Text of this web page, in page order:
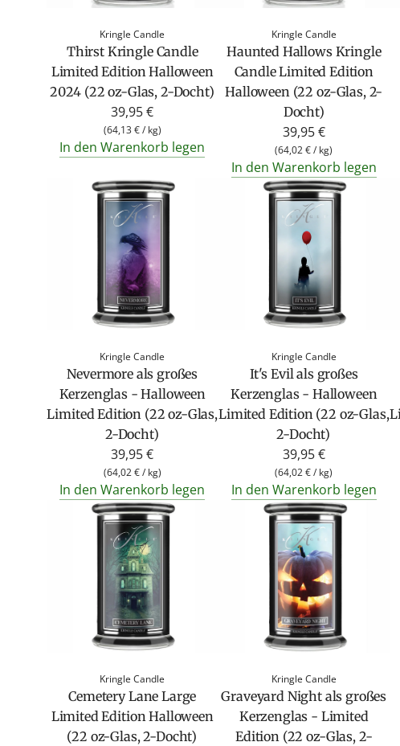
i
s
r
i
s
Kringle Candle
Thirst Kringle Candle
Limited Edition Halloween
2024 (22 oz-Glas, 2-Docht)
39,95 €
(64,13 €/ kg)
In den Warenkorb legen
Kringle Candle
Haunted Hallows Kringle
Candle Limited Edition
Halloween (22 oz-Glas, 2-
Docht)
39,95 €
(64,02 €/ kg)
In den Warenkorb legen
Kringle Candle
Nevermore als großes
Kerzenglas - Halloween
Limited Edition (22 oz-Glas,
2-Docht)
39,95 €
(64,02 €/ kg)
In den Warenkorb legen
Kringle Candle
It's Evil als großes
Kerzenglas - Halloween
Limited Edition (22 oz-Glas,
2-Docht)
39,95 €
(64,02 €/ kg)
In den Warenkorb legen
Kringle Candle
Cemetery Lane Large
Limited Edition Halloween
(22 oz-Glas, 2-Docht)
Kringle Candle
Graveyard Night als großes
Kerzenglas - Limited
Edition (22 oz-Glas, 2-